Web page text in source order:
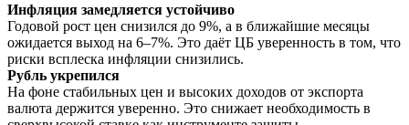
Инфляция замедляется устойчиво
Годовой рост цен снизился до 9%, а в ближайшие месяцы
ожидается выход на 6–7%. Это даёт ЦБ уверенность в том, что
риски всплеска инфляции снизились.
Рубль укрепился
На фоне стабильных цен и высоких доходов от экспорта
валюта держится уверенно. Это снижает необходимость в